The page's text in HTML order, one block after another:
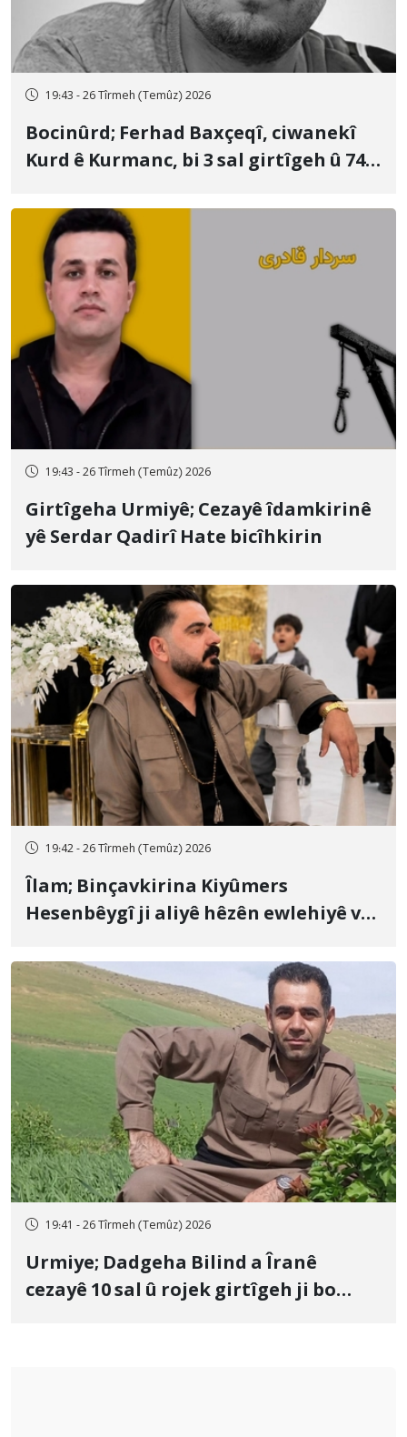
19:43 - 26 Tîrmeh (Temûz) 2026
Bocinûrd; Ferhad Baxçeqî, ciwanekî
Kurd ê Kurmanc, bi 3 sal girtîgeh û 74
19:43 - 26 Tîrmeh (Temûz) 2026
Girtîgeha Urmiyê; Cezayê îdamkirinê
yê Serdar Qadirî Hate bicîhkirin
19:42 - 26 Tîrmeh (Temûz) 2026
Îlam; Binçavkirina Kiyûmers
Hesenbêygî ji aliyê hêzên ewlehiyê ve
19:41 - 26 Tîrmeh (Temûz) 2026
Urmiye; Dadgeha Bilind a Îranê
cezayê 10 sal û rojek girtîgeh ji bo